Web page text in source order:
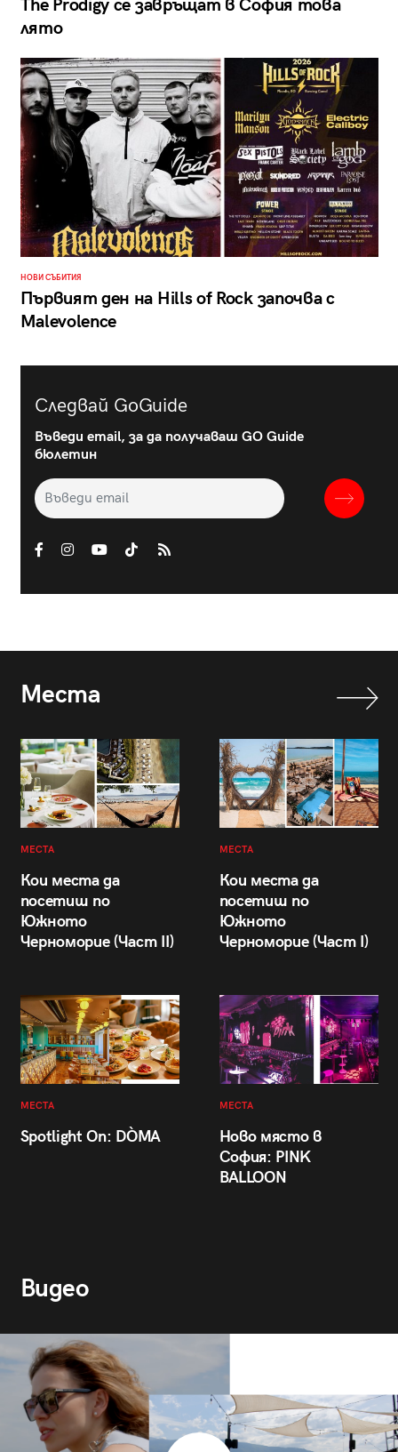
The Prodigy се завръщат в София това
лято
НОВИ СЪБИТИЯ
Първият ден на Hills of Rock започва с
Malevolence
Следвай GoGuide
Въведи email, за да получаваш GO Guide
бюлетин
Места
МЕСТА
Кои места да
посетиш по
Южното
Черноморие (Част II)
МЕСТА
Кои места да
посетиш по
Южното
Черноморие (Част I)
МЕСТА
Spotlight On: DÒMA
МЕСТА
Ново място в
София: PINK
BALLOON
Видео